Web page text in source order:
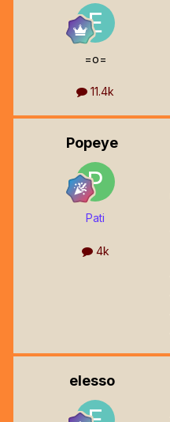
=o=
11.4k
Popeye
Pati
4k
elesso